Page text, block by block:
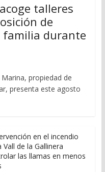
talleres
de
familia durante
propiedad de
presenta este agosto
en el incendio
de la Gallinera
las llamas en menos